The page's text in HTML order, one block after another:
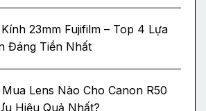
23mm Fujifilm – Top 4 Lựa
Đáng Tiền Nhất
Lens Nào Cho Canon R50
Hiệu Quả Nhất?